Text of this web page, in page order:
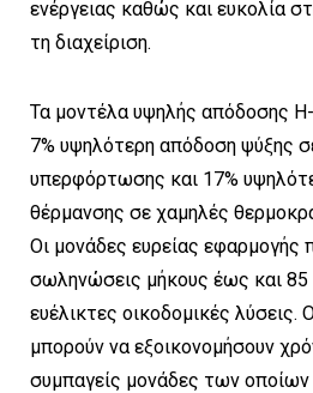
ενέργειας καθώς και ευκολία
τη διαχείριση.
Τα μοντέλα υψηλής απόδοσης
7% υψηλότερη απόδοση ψύξης
υπερφόρτωσης και 17%
θέρμανσης σε χαμηλές
Οι μονάδες ευρείας εφαρμογής
σωληνώσεις μήκους έως και 85
ευέλικτες οικοδομικές λύσεις.
μπορούν να εξοικονομήσουν
συμπαγείς μονάδες των οποίων